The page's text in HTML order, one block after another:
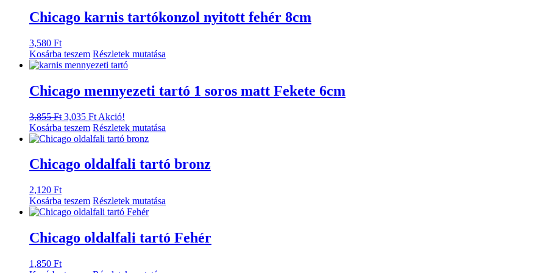
Chicago karnis tartókonzol nyitott fehér 8cm
3,580 Ft
Kosárba teszem Részletek mutatása
Chicago mennyezeti tartó 1 soros matt Fekete 6cm
3,855Ft Original
price
was:
3,035 FtCurrent
price
is:
Akció!
Kosárba teszem Részletek mutatása
Chicago oldalfali tartó bronz
2,120 Ft
Kosárba teszem Részletek mutatása
Chicago oldalfali tartó Fehér
1,850 Ft